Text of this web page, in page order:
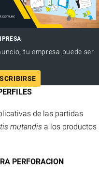
tu empresa puede ser
de las partidas
mutandis a los productos
PERFORACION